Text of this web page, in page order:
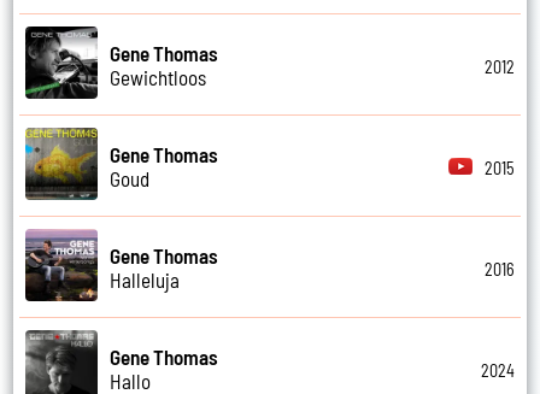
Gene Thomas
Gewichtloos
2012
Gene Thomas
Goud
2015
Gene Thomas
Halleluja
2016
Gene Thomas
Hallo
2024